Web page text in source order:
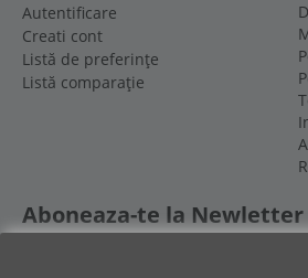
Autentificare
Creati cont
Listă de preferințe
Listă comparație
Aboneaza-te la Newletter